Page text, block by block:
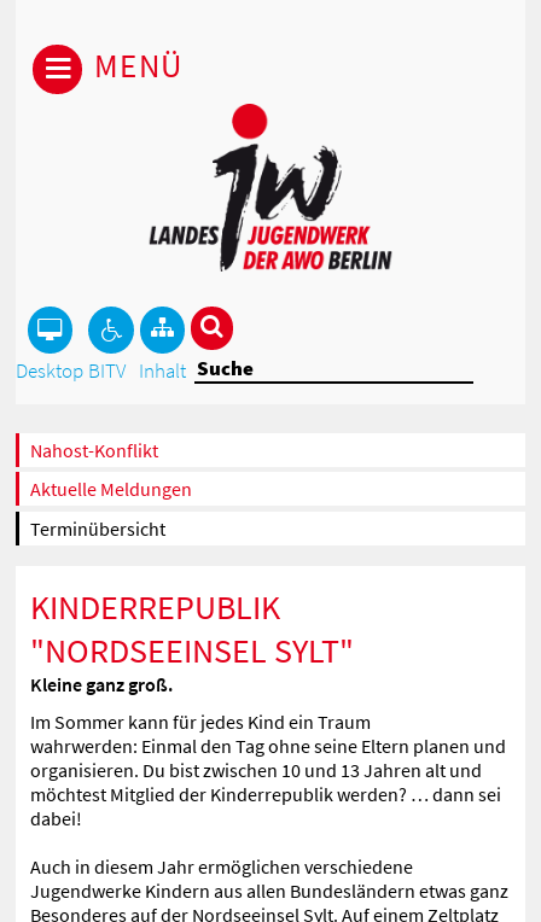
MENÜ
Desktop BITV Inhalt
Nahost-Konflikt
Aktuelle Meldungen
Terminübersicht
KINDERREPUBLIK
"NORDSEEINSEL SYLT"
Kleine ganz groß.
Im Sommer kann für jedes Kind ein Traum
wahrwerden: Einmal den Tag ohne seine Eltern planen und
organisieren. Du bist zwischen 10 und 13 Jahren alt und
möchtest Mitglied der Kinderrepublik werden? … dann sei
dabei!
Auch in diesem Jahr ermöglichen verschiedene
Jugendwerke Kindern aus allen Bundesländern etwas ganz
Besonderes auf der Nordseeinsel Sylt. Auf einem Zeltplatz